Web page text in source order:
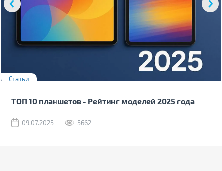
Статьи
ТОП 10 планшетов - Рейтинг моделей 2025 года
09.07.2025 5662